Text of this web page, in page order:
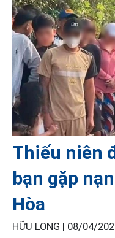
Thiếu niên
bạn gặp
Hòa
HỮU LONG | 08/04/